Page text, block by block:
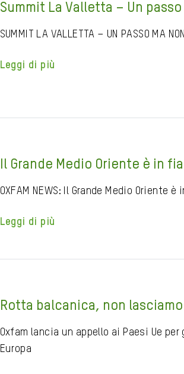
Summit La Valletta – Un
SUMMIT LA VALLETTA – UN PASSO MA
Leggi di più
Il Grande Medio Oriente è in
OXFAM NEWS: Il Grande Medio Oriente
Leggi di più
Rotta balcanica, non
Oxfam lancia un appello ai Paesi Ue
Europa